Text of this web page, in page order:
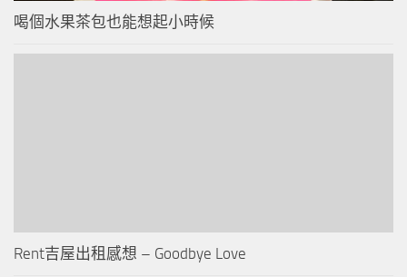
喝個水果茶包也能想起小時候
Rent吉屋出租感想 – Goodbye Love